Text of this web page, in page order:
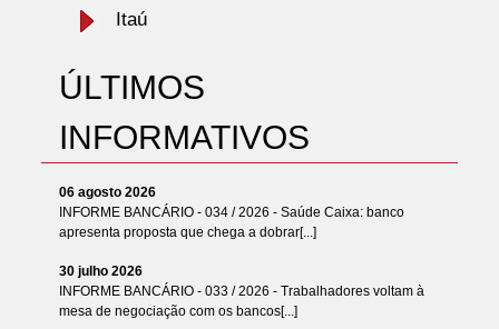
Itaú
ÚLTIMOS
INFORMATIVOS
06 agosto 2026
INFORME BANCÁRIO - 034 / 2026 - Saúde Caixa: banco
apresenta proposta que chega a dobrar[...]
30 julho 2026
INFORME BANCÁRIO - 033 / 2026 - Trabalhadores voltam à
mesa de negociação com os bancos[...]